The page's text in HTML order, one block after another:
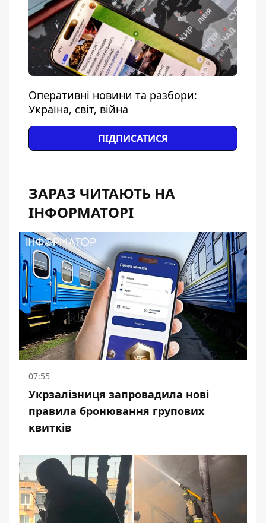
Оперативні новини та разбори:
Україна, світ, війна
ПІДПИСАТИСЯ
ЗАРАЗ ЧИТАЮТЬ НА
ІНФОРМАТОРІ
07:55
Укрзалізниця запровадила нові
правила бронювання групових
квитків